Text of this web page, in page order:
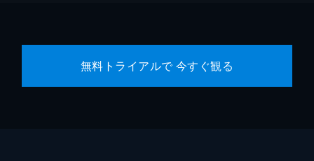
無料トライアルで 今すぐ観る